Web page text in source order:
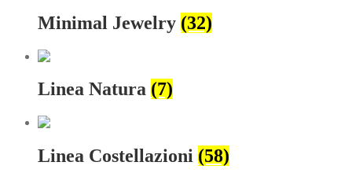
Minimal Jewelry (32)
Linea Natura (7)
Linea Costellazioni (58)